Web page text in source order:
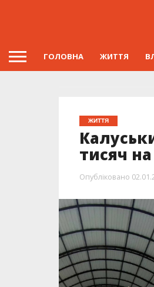
ГОЛОВНА ЖИТТЯ
ЖИТТЯ
тисяч
Опубліковано